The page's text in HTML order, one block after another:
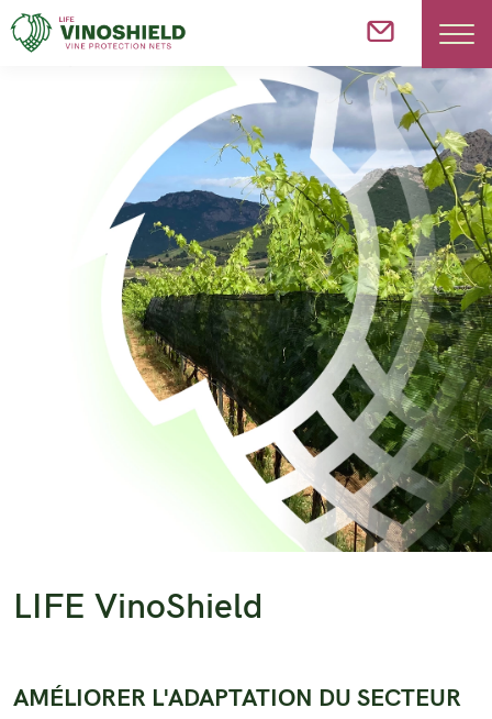
LIFE VinoShield
AMÉLIORER L'ADAPTATION DU SECTEUR